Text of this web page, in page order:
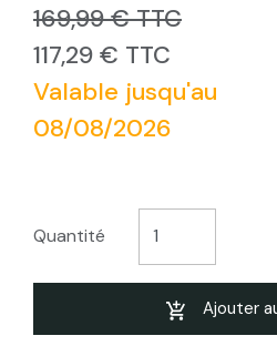
169,99 € TTC
117,29 € TTC
Valable jusqu'au
08/08/2026
Quantité
Ajouter